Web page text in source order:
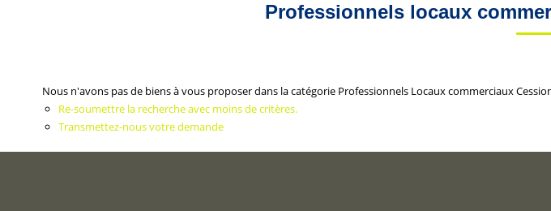
Professionnels locaux
Nous n'avons pas de biens à vous proposer dans la catégorie Professionnels Locaux commerciaux
Re-soumettre la recherche avec moins de critères.
Transmettez-nous votre demande